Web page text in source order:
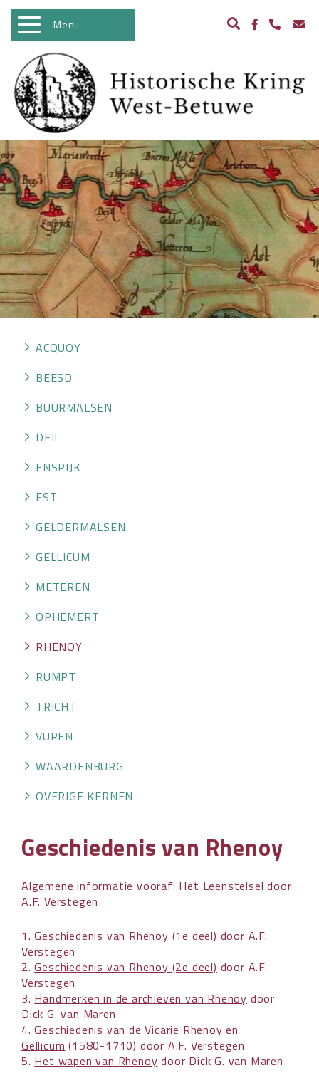
Menu
WELKOM
ACTIVITEITEN
NIEUWS
BIBLIOTHEEK
ARCHEOLOGIE
HISTORIE
BEELDBANK
KASTELEN IN WEST BETUWE
WO II
OVER HKWB
LID WORDEN
CONTACT
ACQUOY
BEESD
BUURMALSEN
DEIL
ENSPIJK
EST
GELDERMALSEN
GELLICUM
METEREN
OPHEMERT
RHENOY
RUMPT
TRICHT
VUREN
WAARDENBURG
OVERIGE KERNEN
Geschiedenis van Rhenoy
Algemene informatie vooraf: Het Leenstelsel door
A.F. Verstegen
1.Geschiedenis van Rhenoy (1e deel) door A.F.
Verstegen
2.Geschiedenis van Rhenoy (2e deel) door A.F.
Verstegen
3. Handmerken in de archieven van Rhenoy door
Dick G. van Maren
4.Geschiedenis van de Vicarie Rhenoy en
Gellicum (1580-1710) door A.F. Verstegen
5. Het wapen van Rhenoy door Dick G. van Maren